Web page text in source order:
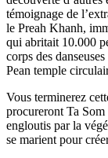
témoignage de
le Preah Khanh,
qui abritait 10.000
corps des
Pean temple
Vous terminerez
procureront Ta
engloutis par la
se marient pour